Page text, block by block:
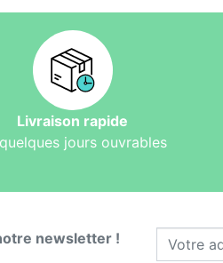
Livraison rapide
jours ouvrables
newsletter !